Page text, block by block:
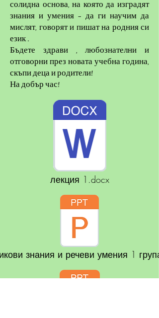
солидна основа, на която да изградят
знания и умения – да ги научим да
мислят, говорят и пишат на родния си
език .
Бъдете здрави , любознателни и
отговорни през новата учебна година,
скъпи деца и родители!
На добър час!
лекция 1.docx
знания и речеви умения 1